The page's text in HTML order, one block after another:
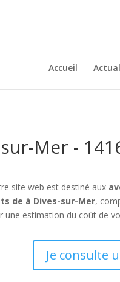
Accueil
Mer -
site web est destiné aux
de à Dives-sur-Mer,
estimation du coût de
Je consulte